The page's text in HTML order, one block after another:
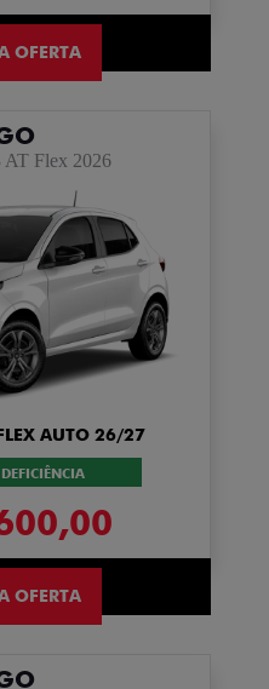
OFERTA
Flex 2026
AUTO 26/27
OFERTA